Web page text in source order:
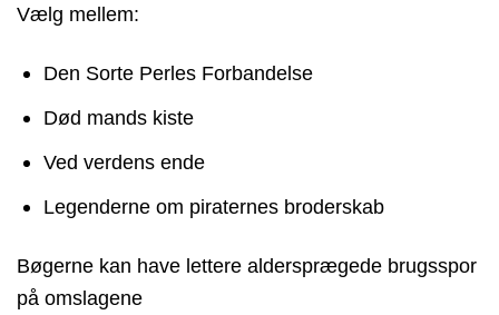
Vælg mellem:
Den Sorte Perles Forbandelse
Død mands kiste
Ved verdens ende
Legenderne om piraternes broderskab
Bøgerne kan have lettere aldersprægede brugsspor
på omslagene